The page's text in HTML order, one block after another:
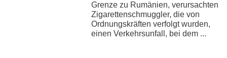
Grenze zu Rumänien, verursachten
Zigarettenschmuggler, die von
Ordnungskräften verfolgt wurden,
einen Verkehrsunfall, bei dem ...